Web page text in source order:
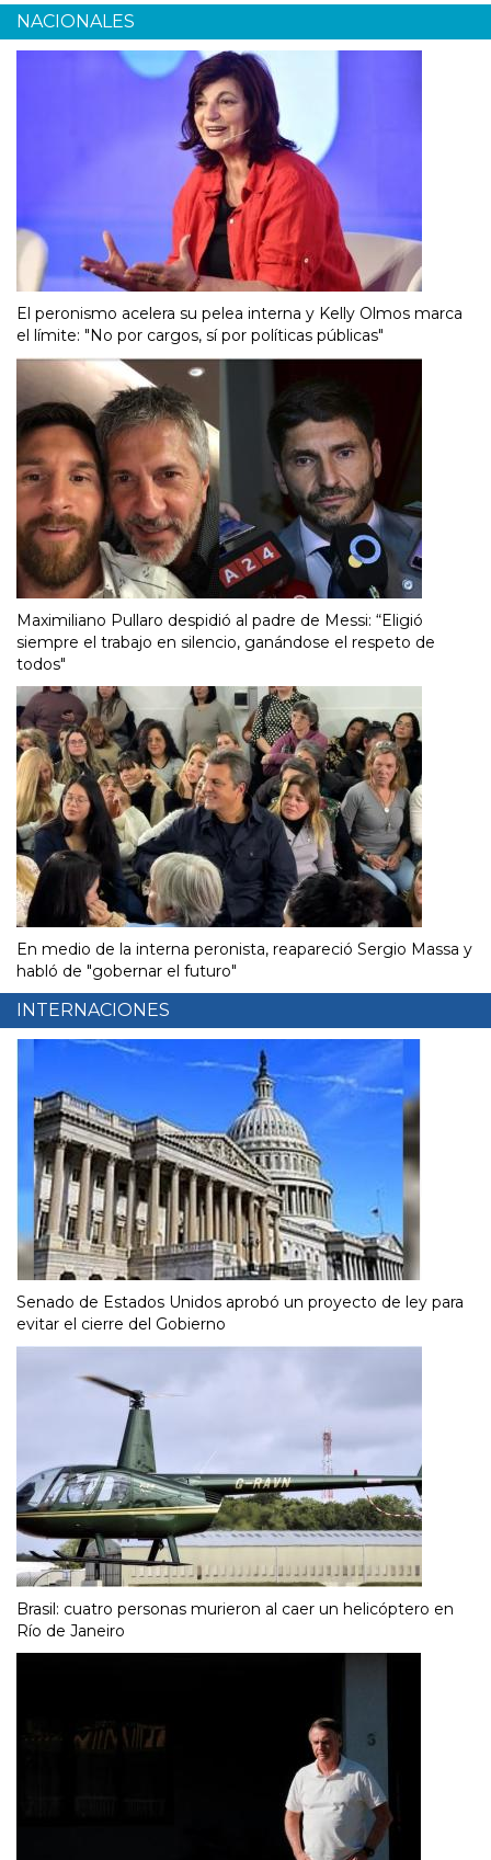
NACIONALES
El peronismo acelera su pelea interna y Kelly Olmos marca
el límite: "No por cargos, sí por políticas públicas"
Maximiliano Pullaro despidió al padre de Messi: “Eligió
siempre el trabajo en silencio, ganándose el respeto de
todos"
En medio de la interna peronista, reapareció Sergio Massa y
habló de "gobernar el futuro"
INTERNACIONES
Senado de Estados Unidos aprobó un proyecto de ley para
evitar el cierre del Gobierno
Brasil: cuatro personas murieron al caer un helicóptero en
Río de Janeiro